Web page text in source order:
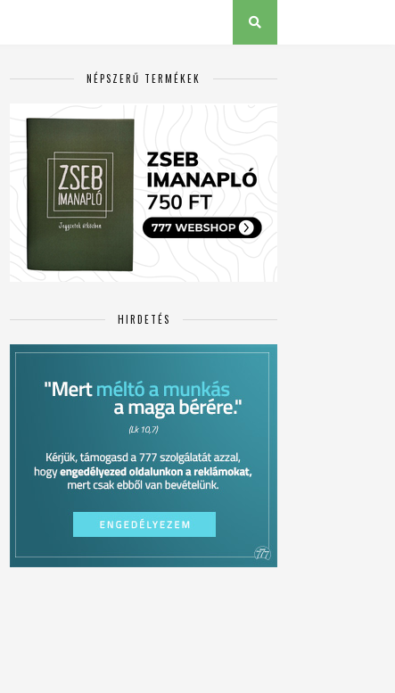
NÉPSZERŰ TERMÉKEK
HIRDETÉS